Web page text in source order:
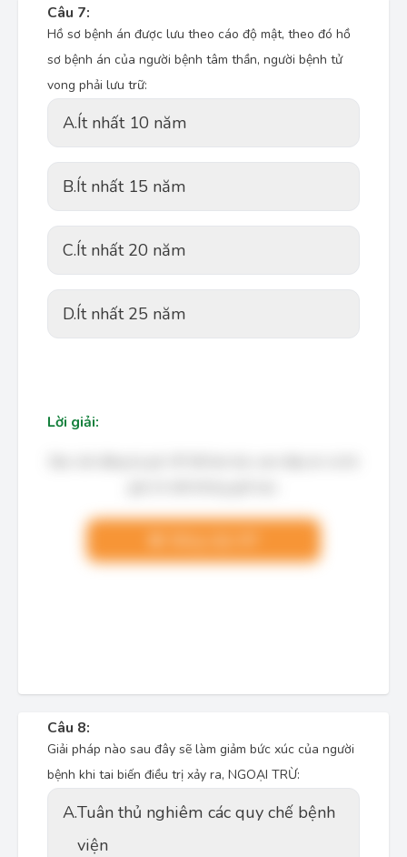
Câu 7:
Hồ sơ bệnh án được lưu theo cáo độ mật, theo đó hồ
sơ bệnh án của người bệnh tâm thần, người bệnh tử
vong phải lưu trữ:
A.Ít nhất 10 năm
B.Ít nhất 15 năm
C.Ít nhất 20 năm
D.Ít nhất 25 năm
Lời giải:
Câu 8:
Giải pháp nào sau đây sẽ làm giảm bức xúc của người
bệnh khi tai biến điều trị xảy ra, NGOẠI TRỪ:
A.Tuân thủ nghiêm các quy chế bệnh
viện